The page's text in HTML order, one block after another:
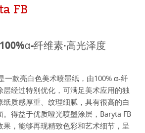
FB
纤维素·高光泽度
一款亮白色美术喷墨纸，由100% α-纤
层经过特别优化，可满足美术应用的独
纸质感厚重、纹理细腻，具有很高的白
。得益于优质哑光喷墨涂层，Baryta FB
果，能够再现精致色彩和艺术细节，呈